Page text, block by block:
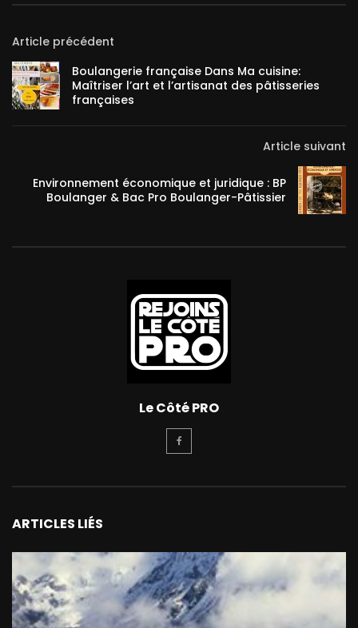
Article précédent
Boulangerie française Dans Ma cuisine:
Maîtriser l’art et l’artisanat des pâtisseries
françaises
Article suivant
Environnement économique et juridique : BP
Boulanger & Bac Pro Boulanger-Pâtissier
Le Côté PRO
ARTICLES LIÉS